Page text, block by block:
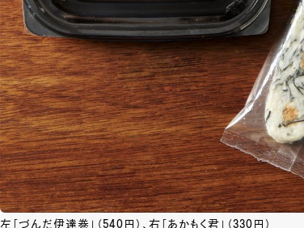
左「づんだ伊達巻」（540円）、右「あかもく君」（330円）